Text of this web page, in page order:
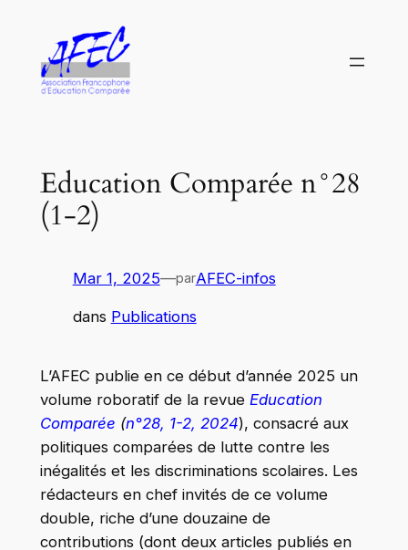
contenu
Education Comparée n°28
(1-2)
Mar 1, 2025—parAFEC-infos
dans Publications
L’AFEC publie en ce début d’année 2025 un
volume roboratif de la revue Education
Comparée (n°28, 1-2, 2024), consacré aux
politiques comparées de lutte contre les
inégalités et les discriminations scolaires. Les
rédacteurs en chef invités de ce volume
double, riche d’une douzaine de
contributions (dont deux articles publiés en